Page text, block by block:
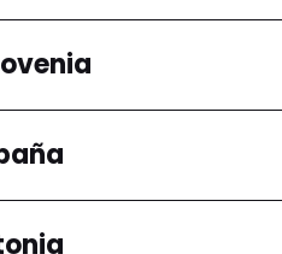
Niederösterreich
Regiones
Gobernación de El
Regiones
Ljubljana
Regiones